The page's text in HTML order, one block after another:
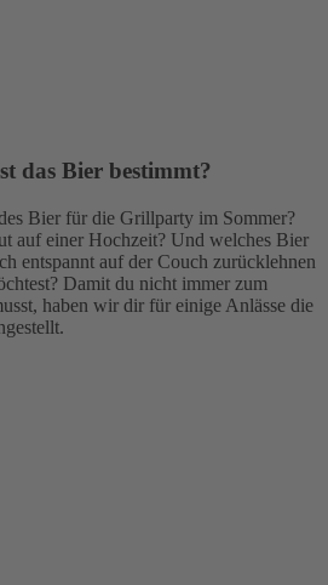
das Bier bestimmt?
Bier für die Grillparty im Sommer?
auf einer Hochzeit? Und welches Bier
entspannt auf der Couch zurücklehnen
Damit du nicht immer zum
haben wir dir für einige Anlässe die